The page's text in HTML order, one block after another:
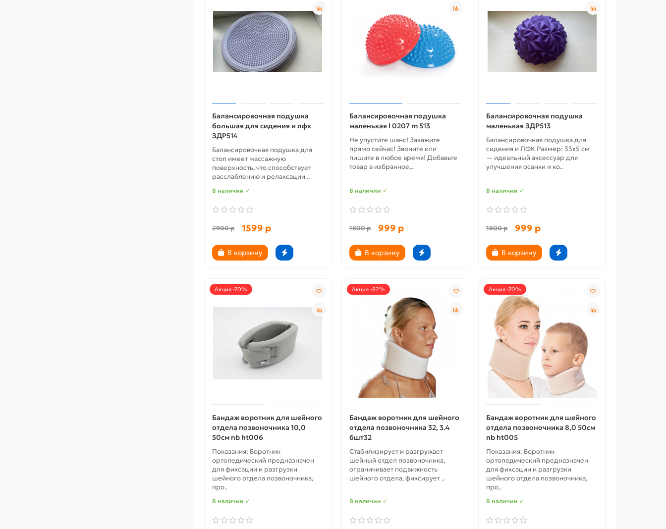
Балансировочная подушка
большая для сидения и лфк
ЗДР514
Балансировочная подушка для
стоп имеет массажную
поверхность, что способствует
расслаблению и релаксации ..
В наличии ✓
2900 р 1599 р
В корзину
Балансировочная подушка
маленькая l 0207 m 513
Не упустите шанс! Закажите
прямо сейчас! Звоните или
пишите в любое время! Добавьте
товар в избранное,..
В наличии ✓
1800 р 999 р
В корзину
Балансировочная подушка
маленькая ЗДР513
Балансировочная подушка для
сидения и ЛФК Размер: 33x5 см
— идеальный аксессуар для
улучшения осанки и ко..
В наличии ✓
1800 р 999 р
В корзину
Акция -70%
Бандаж воротник для шейного
отдела позвоночника 10,0
50см nb ht006
Показания: Воротник
ортопедический предназначен
для фиксации и разгрузки
шейного отдела позвоночника,
про..
В наличии ✓
Акция -82%
Бандаж воротник для шейного
отдела позвоночника 32, 3.4
бшт32
Стабилизирует и разгружает
шейный отдел позвоночника,
ограничивает подвижность
шейного отдела, фиксирует ..
В наличии ✓
Акция -70%
Бандаж воротник для шейного
отдела позвоночника 8,0 50см
nb ht005
Показания: Воротник
ортопедический предназначен
для фиксации и разгрузки
шейного отдела позвоночника,
про..
В наличии ✓